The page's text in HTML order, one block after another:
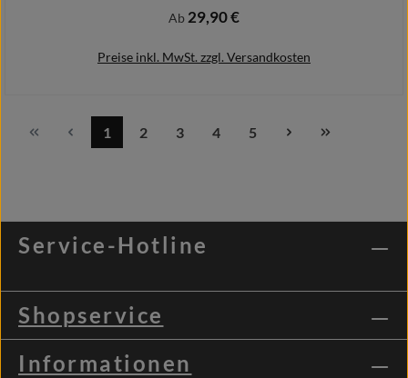
Regulärer Preis:
Ab29,90 €
Preise inkl. MwSt. zzgl. Versandkosten
Seite
1
Seite
2
Seite
3
Seite
4
Seite
5
Service-Hotline
Shopservice
Informationen